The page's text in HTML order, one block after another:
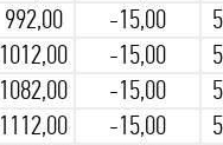
992,00 -15,00
1012,00 -15,00
1082,00 -15,00
1112,00 -15,00